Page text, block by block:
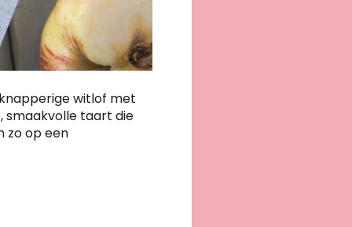
witlof met
smaakvolle taart die
zo op een